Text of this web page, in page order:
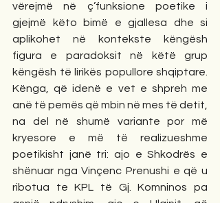
vërejmë në ç’funksione poetike i
gjejmë këto bimë e gjallesa dhe si
aplikohet në kontekste këngësh
figura e paradoksit në këtë grup
këngësh të lirikës popullore shqiptare.
Kënga, që idenë e vet e shpreh me
anë të pemës që mbin në mes të detit,
na del në shumë variante por më
kryesore e më të realizueshme
poetikisht janë tri: ajo e Shkodrës e
shënuar nga Vinçenc Prenushi e që u
ribotua te KPL të Gj. Komninos pa